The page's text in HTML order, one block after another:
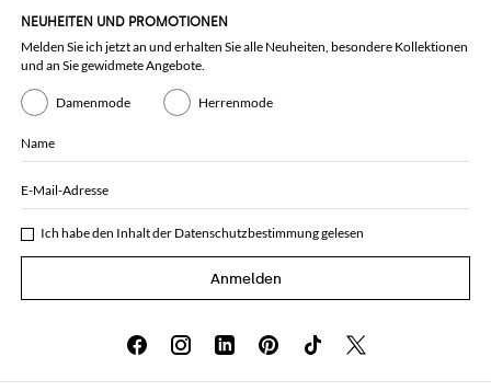
NEUHEITEN UND PROMOTIONEN
Melden Sie ich jetzt an und erhalten Sie alle Neuheiten, besondere Kollektionen
und an Sie gewidmete Angebote.
Damenmode Herrenmode
Name
E-Mail-Adresse
Ich habe den Inhalt der Datenschutzbestimmunggelesen
Anmelden